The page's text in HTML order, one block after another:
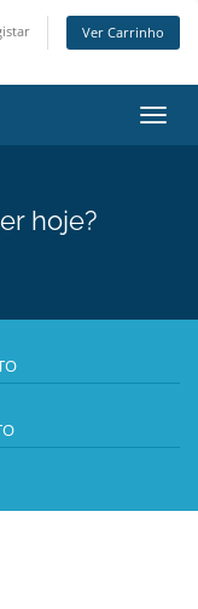
Ver Carrinho
hoje?